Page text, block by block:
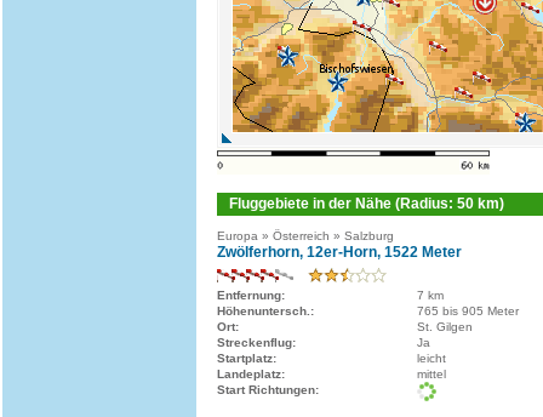
Fluggebiete in der Nähe (Radius: 50 km)
Europa » Österreich » Salzburg
Zwölferhorn, 12er-Horn, 1522 Meter
Entfernung:
7 km
Höhenuntersch.:
765 bis 905 Meter
Ort:
St. Gilgen
Streckenflug:
Ja
Startplatz:
leicht
Landeplatz:
mittel
Start Richtungen: